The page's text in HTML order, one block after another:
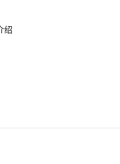
上午试题答案之二
绍